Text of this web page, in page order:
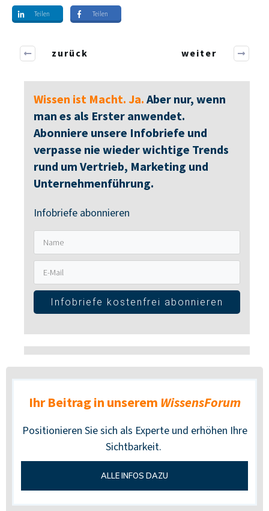
Teilen Teilen
zurück weiter
Wissen ist Macht. Ja. Aber nur, wenn
man es als Erster anwendet.
Abonniere unsere Infobriefe und
verpasse nie wieder wichtige Trends
rund um Vertrieb, Marketing und
Unternehmenführung.
Infobriefe abonnieren
Infobriefe kostenfrei abonnieren
Ihr Beitrag in unserem WissensForum
Positionieren Sie sich als Experte und erhöhen Ihre
Sichtbarkeit.
ALLE INFOS DAZU